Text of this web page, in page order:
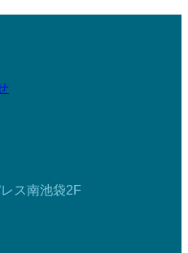
ス南池袋2F